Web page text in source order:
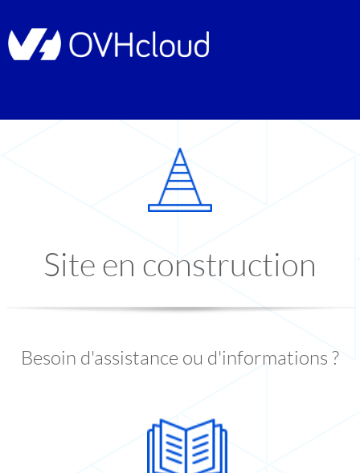
Site en construction
Besoin d'assistance ou d'informations ?